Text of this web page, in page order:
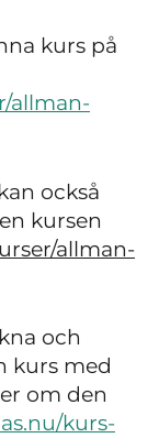
kurs på
allman-
också
kursen
allman-
och
kurs med
om den
kurs-